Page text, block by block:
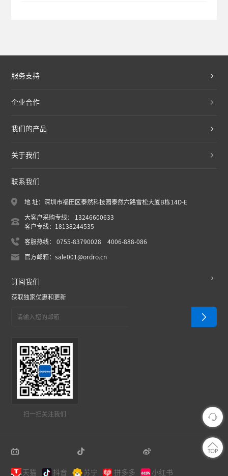
服务支持
企业合作
我们的产品
关于我们
联系我们
地 址：深圳市福田区泰然科技园泰然六路雪松大厦B栋14D-E
大客户采购专线： 13246600633
客户专线：18138244535
客服热线： 0755-83790028 4006-888-086
官方邮箱：sale001@ordro.cn
订阅我们
获取独家优惠和更新
扫一扫关注我们
天猫 抖音 苏宁 拼多多 小红书